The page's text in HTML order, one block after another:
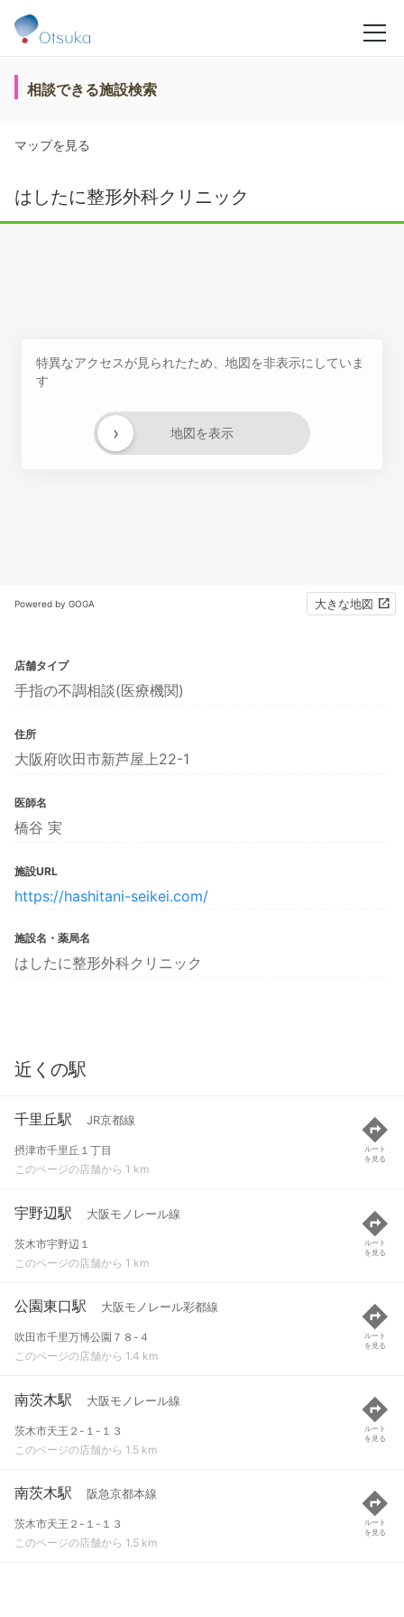
相談できる施設検索
マップを見る
はしたに整形外科クリニック
特異なアクセスが見られたため、地図を非表示にしていま
す
地図を表示
›
Powered by GOGA 大きな地図
店舗タイプ
手指の不調相談(医療機関)
住所
大阪府吹田市新芦屋上22-1
医師名
橋谷 実
施設URL
https://hashitani-seikei.com/
施設名・薬局名
はしたに整形外科クリニック
近くの駅
千里丘駅 JR京都線
摂津市千里丘１丁目
このページの店舗から 1 km
ルート
を見る
宇野辺駅 大阪モノレール線
茨木市宇野辺１
このページの店舗から 1 km
ルート
を見る
公園東口駅 大阪モノレール彩都線
吹田市千里万博公園７８-４
このページの店舗から 1.4 km
ルート
を見る
南茨木駅 大阪モノレール線
茨木市天王２-１-１３
このページの店舗から 1.5 km
ルート
を見る
南茨木駅 阪急京都本線
茨木市天王２-１-１３
このページの店舗から 1.5 km
ルート
を見る